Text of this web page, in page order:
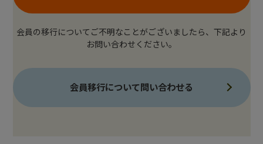
会員の移行についてご不明なことがございましたら、下記より
お問い合わせください。
会員移行について問い合わせる